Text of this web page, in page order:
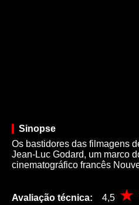
Sinopse
Os bastidores das filmagens
Jean-Luc Godard, um marco
cinematográfico francês
Avaliação técnica: 4,5